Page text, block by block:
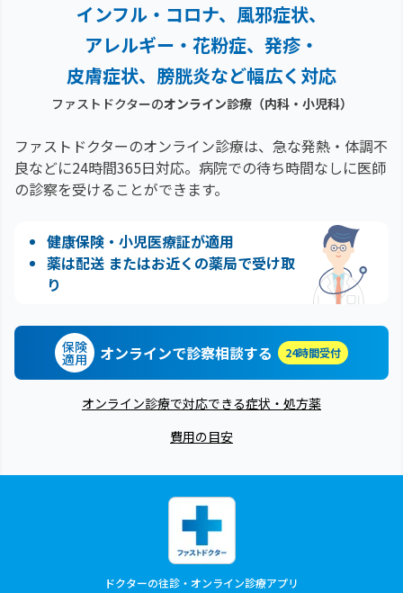
インフル・コロナ、風邪症状、
アレルギー・花粉症、 発疹・
皮膚症状、膀胱炎など幅広く対応
ファストドクターのオンライン診療（内科・小児科）
ファストドクターのオンライン診療は、急な発熱・体調不
良などに24時間365日対応。 病院での待ち時間なしに医師
の診察を受けることができます。
健康保険・小児医療証が適用
薬は配送 またはお近くの薬局で受け取
り
保険
適用 オンラインで診察相談する 24時間受付
オンライン診療で対応できる症状・処方薬
費用の目安
ドクターの往診・オンライン診療アプリ